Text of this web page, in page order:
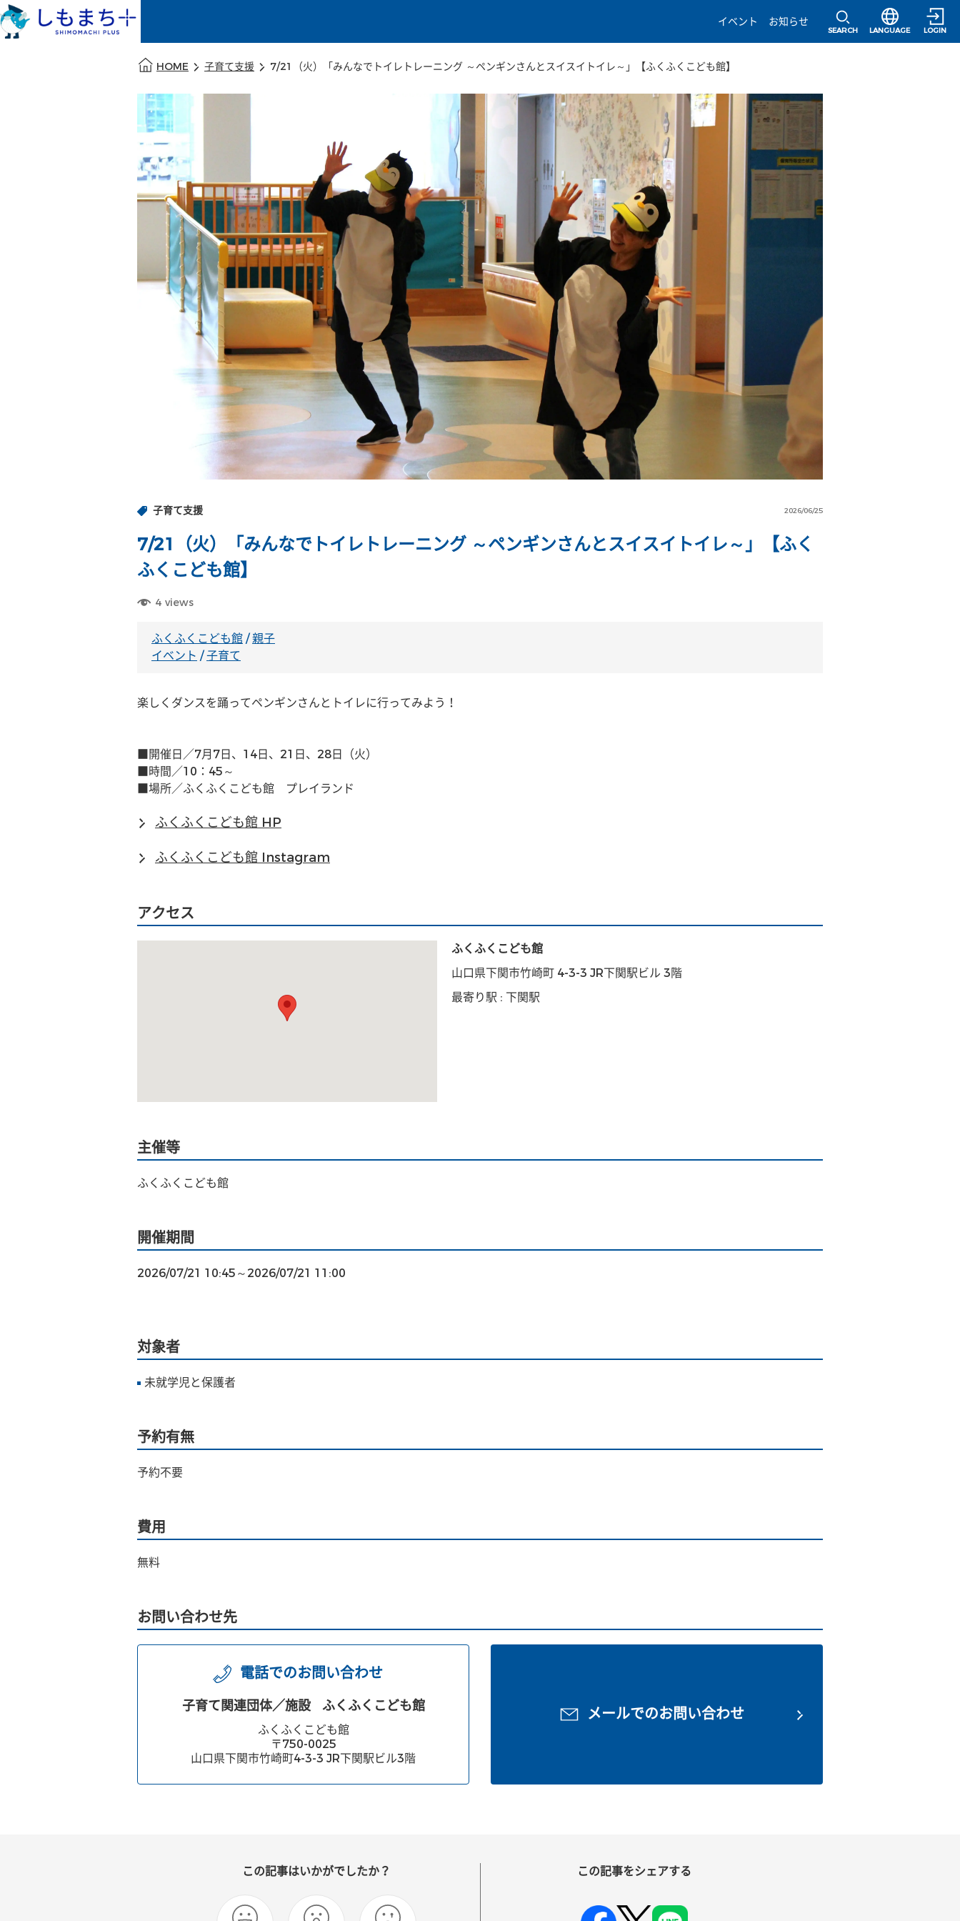
イベント
お知らせ
SEARCH
選択すると言語
LANGUAGE LOGIN
HOME 子育て支援 7/21（火）「みんなでトイレトレーニング ～ペンギンさんとスイスイトイレ～」【ふくふくこども館】
子育て支援 2026/06/25
7/21（火）「みんなでトイレトレーニング ～ペンギンさんとスイスイトイレ～」【ふく
ふくこども館】
4 views
ふくふくこども館/親子
イベント /子育て
楽しくダンスを踊ってペンギンさんとトイレに行ってみよう！
■開催日／7月7日、14日、21日、28日（火）
■時間／10：45～
■場所／ふくふくこども館　プレイランド
ふくふくこども館 HP
ふくふくこども館 Instagram
アクセス
ふくふくこども館
山口県下関市竹崎町 4-3-3 JR下関駅ビル 3階
最寄り駅 : 下関駅
主催等
ふくふくこども館
開催期間
2026/07/21 10:45～2026/07/21 11:00
対象者
未就学児と保護者
予約有無
予約不要
費用
無料
お問い合わせ先
電話でのお問い合わせ
子育て関連団体／施設 ふくふくこども館
ふくふくこども館
〒750-0025
山口県下関市竹崎町4-3-3 JR下関駅ビル3階
メールでのお問い合わせ
この記事はいかがでしたか？ この記事をシェアする